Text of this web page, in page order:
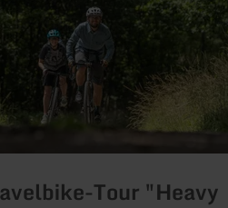
Tour "Heavy